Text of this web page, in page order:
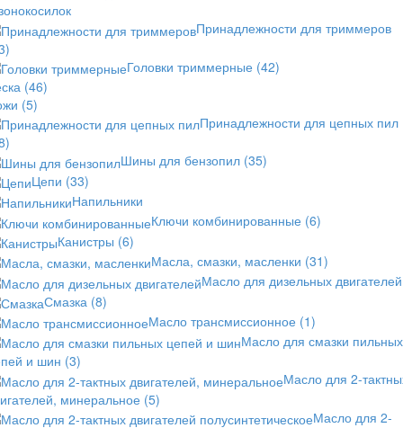
Принадлежности для триммеров
Головки триммерные (42)
(46)
(5)
Принадлежности для цепных пил
Шины для бензопил (35)
Цепи (33)
Напильники
Ключи комбинированные (6)
Канистры (6)
Масла, смазки, масленки (31)
Масло для дизельных двигателей
Смазка (8)
Масло трансмиссионное (1)
Масло для смазки пильных
и шин (3)
Масло для 2-
минеральное (5)
Масло для 2-